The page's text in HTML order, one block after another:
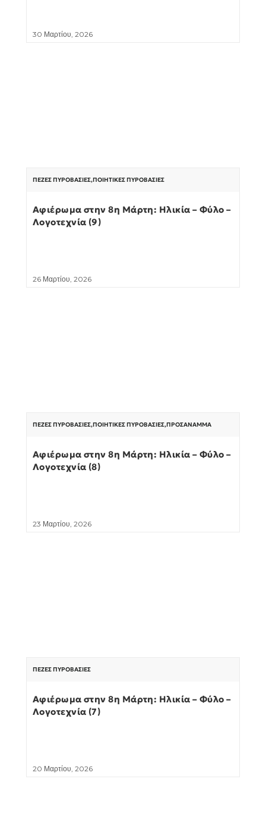
30 Μαρτίου, 2026
ΠΕΖΈΣ ΠΥΡΟΒΑΣΊΕΣ,ΠΟΙΗΤΙΚΈΣ ΠΥΡΟΒΑΣΊΕΣ
Αφιέρωμα στην 8η Μάρτη: Ηλικία – Φύλο –
Λογοτεχνία (9)
26 Μαρτίου, 2026
ΠΕΖΈΣ ΠΥΡΟΒΑΣΊΕΣ,ΠΟΙΗΤΙΚΈΣ ΠΥΡΟΒΑΣΊΕΣ,ΠΡΟΣΆΝΑΜΜΑ
Αφιέρωμα στην 8η Μάρτη: Ηλικία – Φύλο –
Λογοτεχνία (8)
23 Μαρτίου, 2026
ΠΕΖΈΣ ΠΥΡΟΒΑΣΊΕΣ
Αφιέρωμα στην 8η Μάρτη: Ηλικία – Φύλο –
Λογοτεχνία (7)
20 Μαρτίου, 2026